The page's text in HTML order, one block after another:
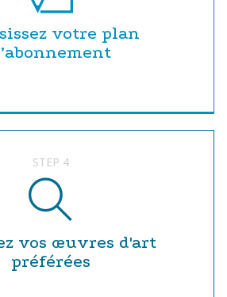
votre plan
STEP 4
vos œuvres d'art
préférées